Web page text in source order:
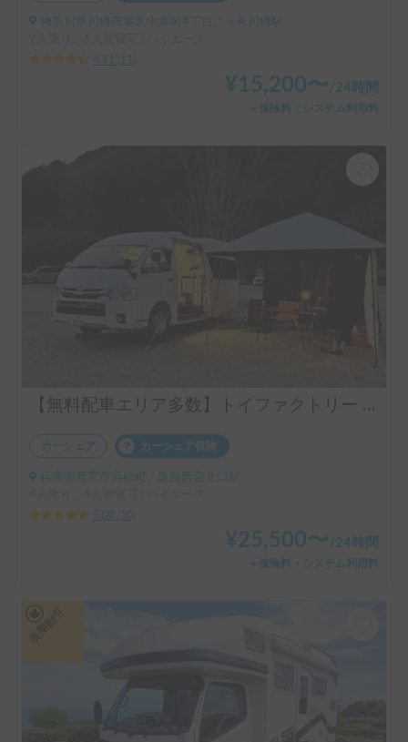
神奈川県川崎市幸区中幸町4丁目, ' ＪＲ川崎駅
4.91
¥ 15,200〜 /24時間
＋保険料・システム利用料
【無料配車エリア多数】トイファクトリー コルドバクルーズ 🐾 | ペット歓迎🐶トイレ有🚽ヒーター＆エアコンで年中快適✨4駆+スタッドレスで安心💪
カーシェア カーシェア保険
兵庫県西宮市高松町, ' 阪急西宮北口駅
5.00
¥25,500〜/24時間
＋保険料・システム利用料